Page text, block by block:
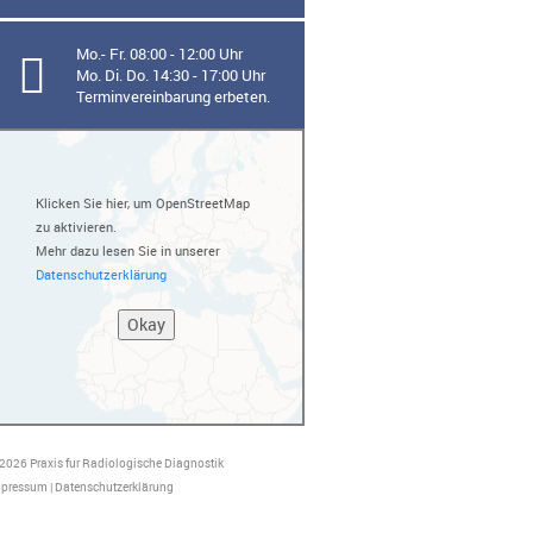
Mo.- Fr. 08:00 - 12:00 Uhr
Mo. Di. Do. 14:30 - 17:00 Uhr
Terminvereinbarung erbeten.
Klicken Sie hier, um OpenStreetMap
zu aktivieren.
Mehr dazu lesen Sie in unserer
Datenschutzerklärung
Praxis fur Radiologische Diagnostik
| Datenschutzerklärung